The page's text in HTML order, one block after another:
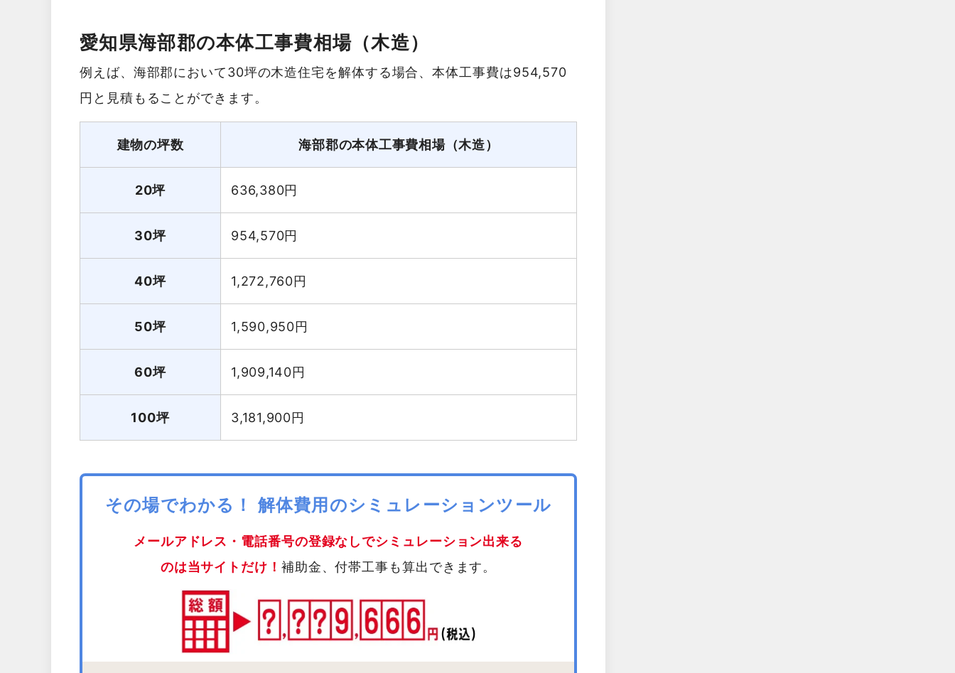
愛知県海部郡の本体工事費相場（木造）
例えば、海部郡において30坪の木造住宅を解体する場合、本体工事費は954,570
円と見積もることができます。
建物の坪数 海部郡の本体工事費相場（木造）
20坪 636,380円
30坪 954,570円
40坪 1,272,760円
50坪 1,590,950円
60坪 1,909,140円
100坪 3,181,900円
その場でわかる！ 解体費用のシミュレーションツール
メールアドレス・電話番号の登録なしでシミュレーション出来る
のは当サイトだけ！ 補助金、付帯工事も算出できます。